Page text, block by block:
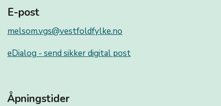
E-post
melsom.vgs@vestfoldfylke.no
eDialog - send sikker digital post
Åpningstider